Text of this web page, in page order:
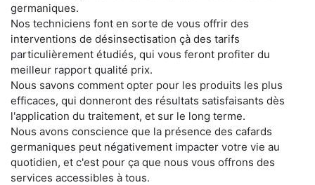
germaniques.
Nos techniciens font en sorte de vous offrir des
interventions de désinsectisation çà des tarifs
particulièrement étudiés, qui vous feront profiter du
meilleur rapport qualité prix.
Nous savons comment opter pour les produits les plus
efficaces, qui donneront des résultats satisfaisants dès
l'application du traitement, et sur le long terme.
Nous avons conscience que la présence des cafards
germaniques peut négativement impacter votre vie au
quotidien, et c'est pour ça que nous vous offrons des
services accessibles à tous.